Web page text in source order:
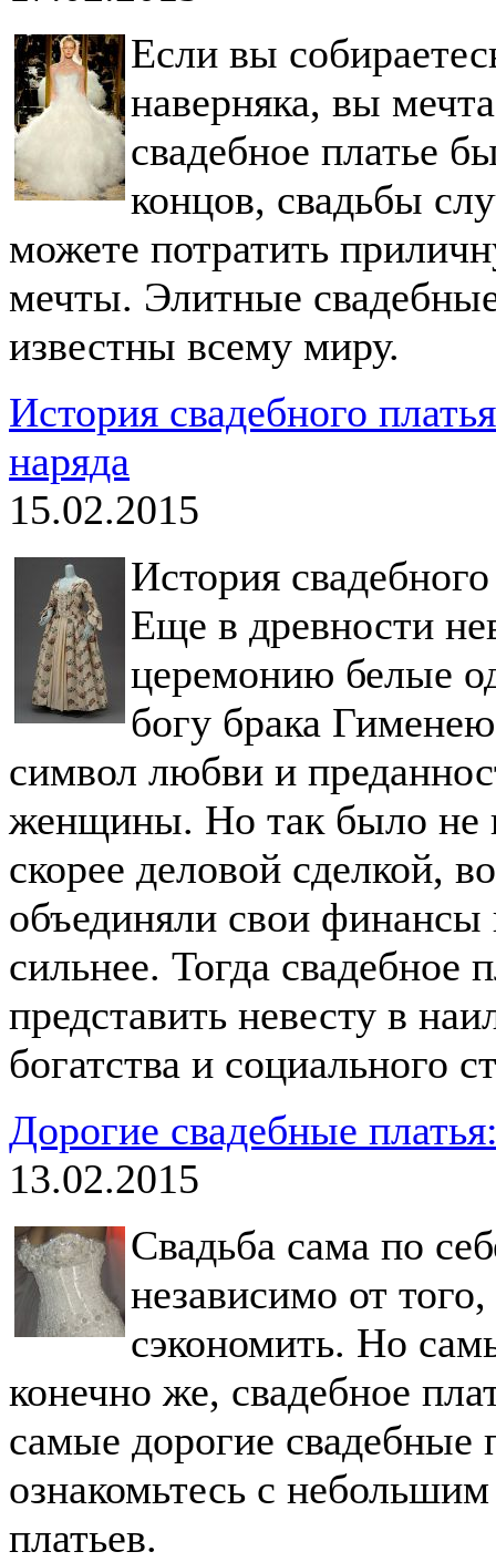
Если вы
наверняка, вы
свадебное платье
концов, свадьбы
можете потратить
мечты. Элитные
известны всему миру.
История свадебного
наряда
15.02.2015
История
Еще в древности
церемонию белые
богу брака
символ любви и
женщины. Но так было не
скорее деловой сделкой,
объединяли свои финансы
сильнее. Тогда свадебное
представить невесту в
богатства и социального
Дорогие свадебные
13.02.2015
Свадьба сама по
независимо от
сэкономить. Но
конечно же, свадебное
самые дорогие свадебные
ознакомьтесь с
платьев.